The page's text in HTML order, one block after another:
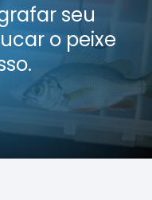
seu
o peixe